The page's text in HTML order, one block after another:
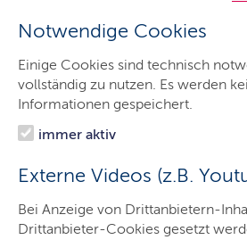
Notwendige Cookies
Einige Cookies sind technisch
vollständig zu nutzen. Es werden
Informationen gespeichert.
immer aktiv
Externe Videos (z.B.
Bei Anzeige von Drittanbietern-
Drittanbieter-Cookies gesetzt
Start
Aufgaben
Leistungen A-Z
Organisation
Themen
Karriere